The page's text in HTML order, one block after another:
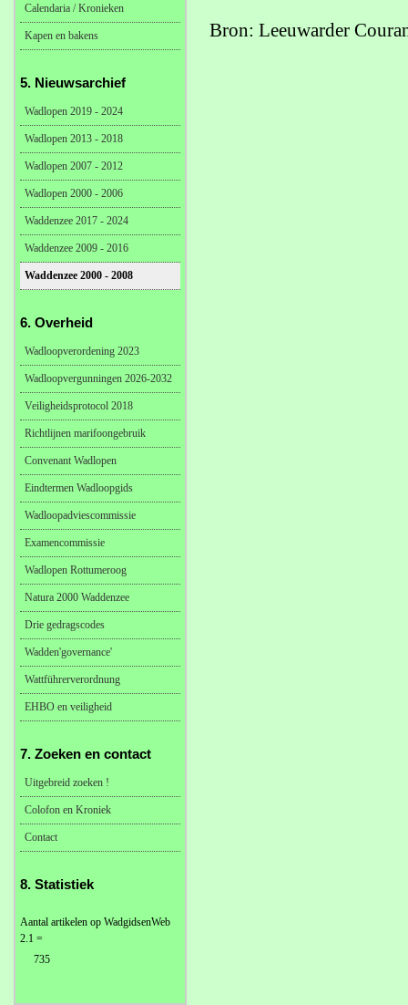
Bron: Leeuwarder
Calendaria / Kronieken
Kapen en bakens
5. Nieuwsarchief
Wadlopen 2019 - 2024
Wadlopen 2013 - 2018
Wadlopen 2007 - 2012
Wadlopen 2000 - 2006
Waddenzee 2017 - 2024
Waddenzee 2009 - 2016
Waddenzee 2000 - 2008
6. Overheid
Wadloopverordening 2023
Wadloopvergunningen 2026-2032
Veiligheidsprotocol 2018
Richtlijnen marifoongebruik
Convenant Wadlopen
Eindtermen Wadloopgids
Wadloopadviescommissie
Examencommissie
Wadlopen Rottumeroog
Natura 2000 Waddenzee
Drie gedragscodes
Wadden'governance'
Wattführerverordnung
EHBO en veiligheid
7. Zoeken en contact
Uitgebreid zoeken !
Colofon en Kroniek
Contact
8. Statistiek
Aantal artikelen op WadgidsenWeb
2.1 =
735